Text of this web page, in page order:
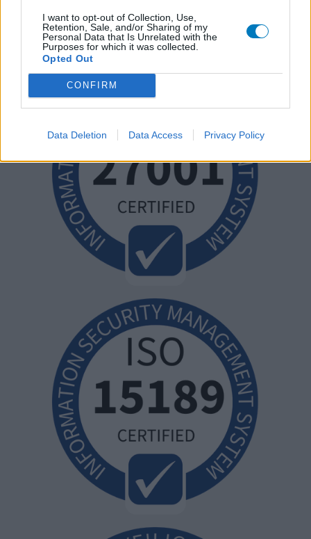
I want to opt-out of Collection, Use,
Retention, Sale, and/or Sharing of my
Personal Data that Is Unrelated with the
Purposes for which it was collected.
Opted Out
CONFIRM
Data Deletion Data Access Privacy Policy